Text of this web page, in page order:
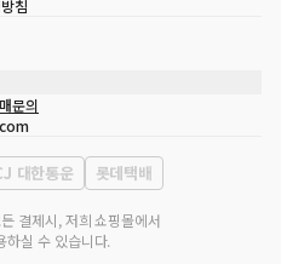
침
문의
대한통운 롯데택배
결제시, 저희 쇼핑몰에서
하실 수 있습니다.